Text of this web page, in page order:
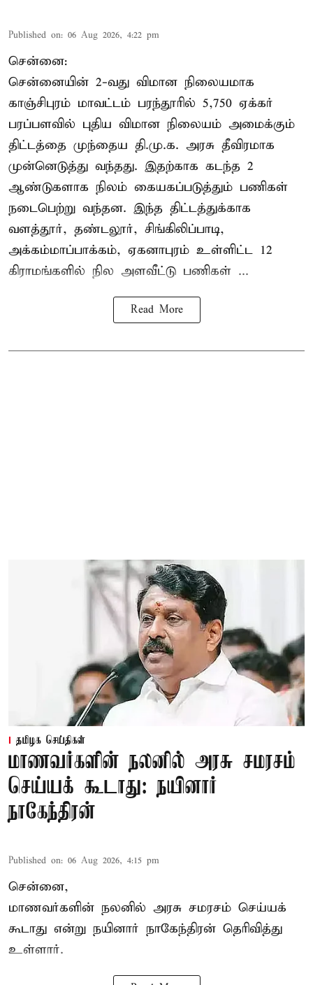
Published on: 06 Aug 2026, 4:22 pm
சென்னை:
சென்னையின் 2-வது விமான நிலையமாக
காஞ்சிபுரம் மாவட்டம் பரந்தூரில் 5,750 ஏக்கர்
பரப்பளவில் புதிய விமான நிலையம் அமைக்கும்
திட்டத்தை முந்தைய தி.மு.க. அரசு தீவிரமாக
முன்னெடுத்து வந்தது. இதற்காக கடந்த 2
ஆண்டுகளாக நிலம் கையகப்படுத்தும் பணிகள்
நடைபெற்று வந்தன. இந்த திட்டத்துக்காக
வளத்தூர், தண்டலூர், சிங்கிலிப்பாடி,
அக்கம்மாப்பாக்கம், ஏகனாபுரம் உள்ளிட்ட 12
கிராமங்களில் நில அளவீட்டு பணிகள் ...
Read More
தமிழக செய்திகள்
மாணவர்களின் நலனில் அரசு சமரசம்
செய்யக் கூடாது: நயினார்
நாகேந்திரன்
Published on: 06 Aug 2026, 4:15 pm
சென்னை,
மாணவர்களின் நலனில் அரசு சமரசம் செய்யக்
கூடாது என்று நயினார் நாகேந்திரன் தெரிவித்து
உள்ளார்.